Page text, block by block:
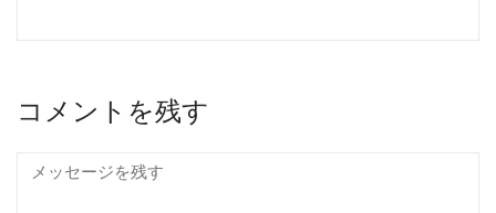
コメントを残す